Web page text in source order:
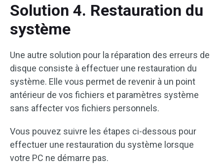
Solution 4. Restauration du
système
Une autre solution pour la réparation des erreurs de
disque consiste à effectuer une restauration du
système. Elle vous permet de revenir à un point
antérieur de vos fichiers et paramètres système
sans affecter vos fichiers personnels.
Vous pouvez suivre les étapes ci-dessous pour
effectuer une restauration du système lorsque
votre PC ne démarre pas.